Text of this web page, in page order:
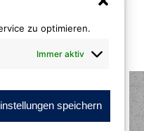
zu optimieren.
Immer aktiv
speichern